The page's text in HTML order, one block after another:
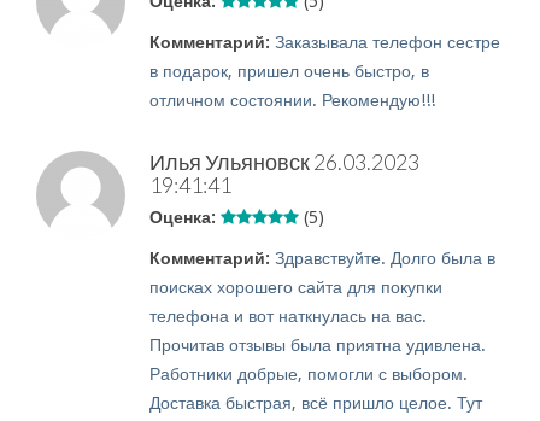
Комментарий: Заказывала телефон сестре
в подарок, пришел очень быстро, в
отличном состоянии. Рекомендую!!!
Илья Ульяновск26.03.2023
19:41:41
Оценка: (5)
Комментарий: Здравствуйте. Долго была в
поисках хорошего сайта для покупки
телефона и вот наткнулась на вас.
Прочитав отзывы была приятна удивлена.
Работники добрые, помогли с выбором.
Доставка быстрая, всё пришло целое. Тут